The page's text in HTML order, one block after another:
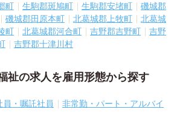
町 生駒郡斑鳩町 生駒郡安堵町
磯城郡
磯城郡田原本町 北葛城郡上牧町
北葛城
町 北葛城郡河合町 吉野郡吉野町
吉野
吉野郡十津川村
祉の求人を雇用形態から探す
員・嘱託社員
非常勤・パート・アルバイ